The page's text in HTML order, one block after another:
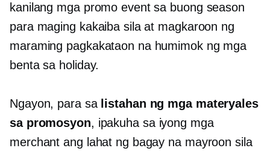
kanilang mga promo event sa buong season
para maging kakaiba sila at magkaroon ng
maraming pagkakataon na humimok ng mga
benta sa holiday.
Ngayon, para sa listahan ng mga materyales
sa promosyon, ipakuha sa iyong mga
merchant ang lahat ng bagay na mayroon sila